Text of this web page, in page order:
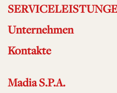
Unternehmen
Kontakte
Madia S.P.A.